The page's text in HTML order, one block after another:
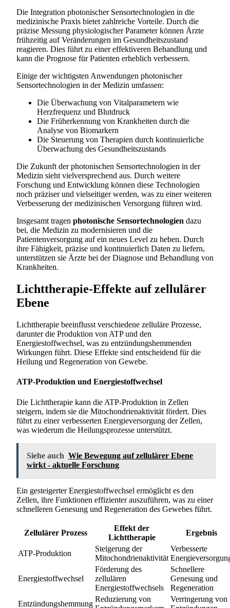
Die Integration photonischer Sensortechnologien in die
medizinische Praxis bietet zahlreiche Vorteile. Durch die
präzise Messung physiologischer Parameter können Ärzte
frühzeitig auf Veränderungen im Gesundheitszustand
reagieren. Dies führt zu einer effektiveren Behandlung und
kann die Prognose für Patienten erheblich verbessern.
Einige der wichtigsten Anwendungen photonischer
Sensortechnologien in der Medizin umfassen:
Die Überwachung von Vitalparametern wie
Herzfrequenz und Blutdruck
Die Früherkennung von Krankheiten durch die
Analyse von Biomarkern
Die Steuerung von Therapien durch kontinuierliche
Überwachung des Gesundheitszustands
Die Zukunft der photonischen Sensortechnologien in der
Medizin sieht vielversprechend aus. Durch weitere
Forschung und Entwicklung können diese Technologien
noch präziser und vielseitiger werden, was zu einer weiteren
Verbesserung der medizinischen Versorgung führen wird.
Insgesamt tragen photonische Sensortechnologien dazu
bei, die Medizin zu modernisieren und die
Patientenversorgung auf ein neues Level zu heben. Durch
ihre Fähigkeit, präzise und kontinuierlich Daten zu liefern,
unterstützen sie Ärzte bei der Diagnose und Behandlung von
Krankheiten.
Lichttherapie-Effekte auf zellulärer
Ebene
Lichttherapie beeinflusst verschiedene zelluläre Prozesse,
darunter die Produktion von ATP und den
Energiestoffwechsel, was zu entzündungshemmenden
Wirkungen führt. Diese Effekte sind entscheidend für die
Heilung und Regeneration von Gewebe.
ATP-Produktion und Energiestoffwechsel
Die Lichttherapie kann die ATP-Produktion in Zellen
steigern, indem sie die Mitochondrienaktivität fördert. Dies
führt zu einer verbesserten Energieversorgung der Zellen,
was wiederum die Heilungsprozesse unterstützt.
Siehe auch Wie Bewegung auf zellulärer Ebene
wirkt - aktuelle Forschung
Ein gesteigerter Energiestoffwechsel ermöglicht es den
Zellen, ihre Funktionen effizienter auszuführen, was zu einer
schnelleren Genesung und Regeneration des Gewebes führt.
Zellulärer Prozess
Effekt der
Lichttherapie
Ergebnis
ATP-Produktion
Steigerung der
Mitochondrienaktivität
Verbesserte
Energiestoffwechsel
Förderung des
zellulären
Energiestoffwechsels
Schnellere
Genesung und
Regeneration
Entzündungshemmung
Reduzierung von
Verringerung von